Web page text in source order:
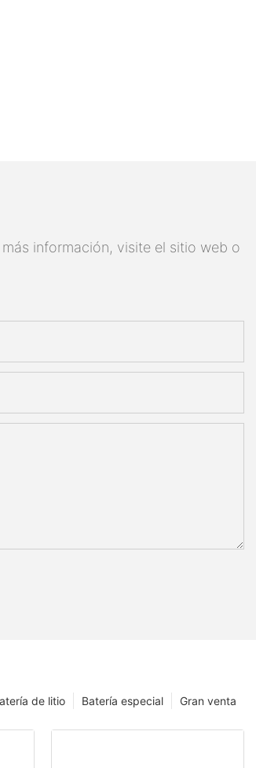
información, visite el sitio web o
Gran venta
Batería especial
de litio